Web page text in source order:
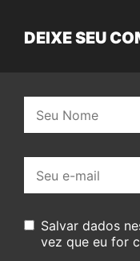
DEIXE SEU
mail:
Salvar dados
vez que eu for